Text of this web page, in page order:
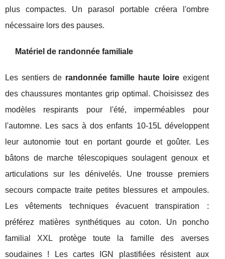
plus compactes. Un parasol portable créera l'ombre
nécessaire lors des pauses.
Matériel de randonnée familiale
Les sentiers de randonnée famille haute loire exigent
des chaussures montantes grip optimal. Choisissez des
modèles respirants pour l'été, imperméables pour
l'automne. Les sacs à dos enfants 10-15L développent
leur autonomie tout en portant gourde et goûter. Les
bâtons de marche télescopiques soulagent genoux et
articulations sur les dénivelés. Une trousse premiers
secours compacte traite petites blessures et ampoules.
Les vêtements techniques évacuent transpiration :
préférez matières synthétiques au coton. Un poncho
familial XXL protège toute la famille des averses
soudaines ! Les cartes IGN plastifiées résistent aux